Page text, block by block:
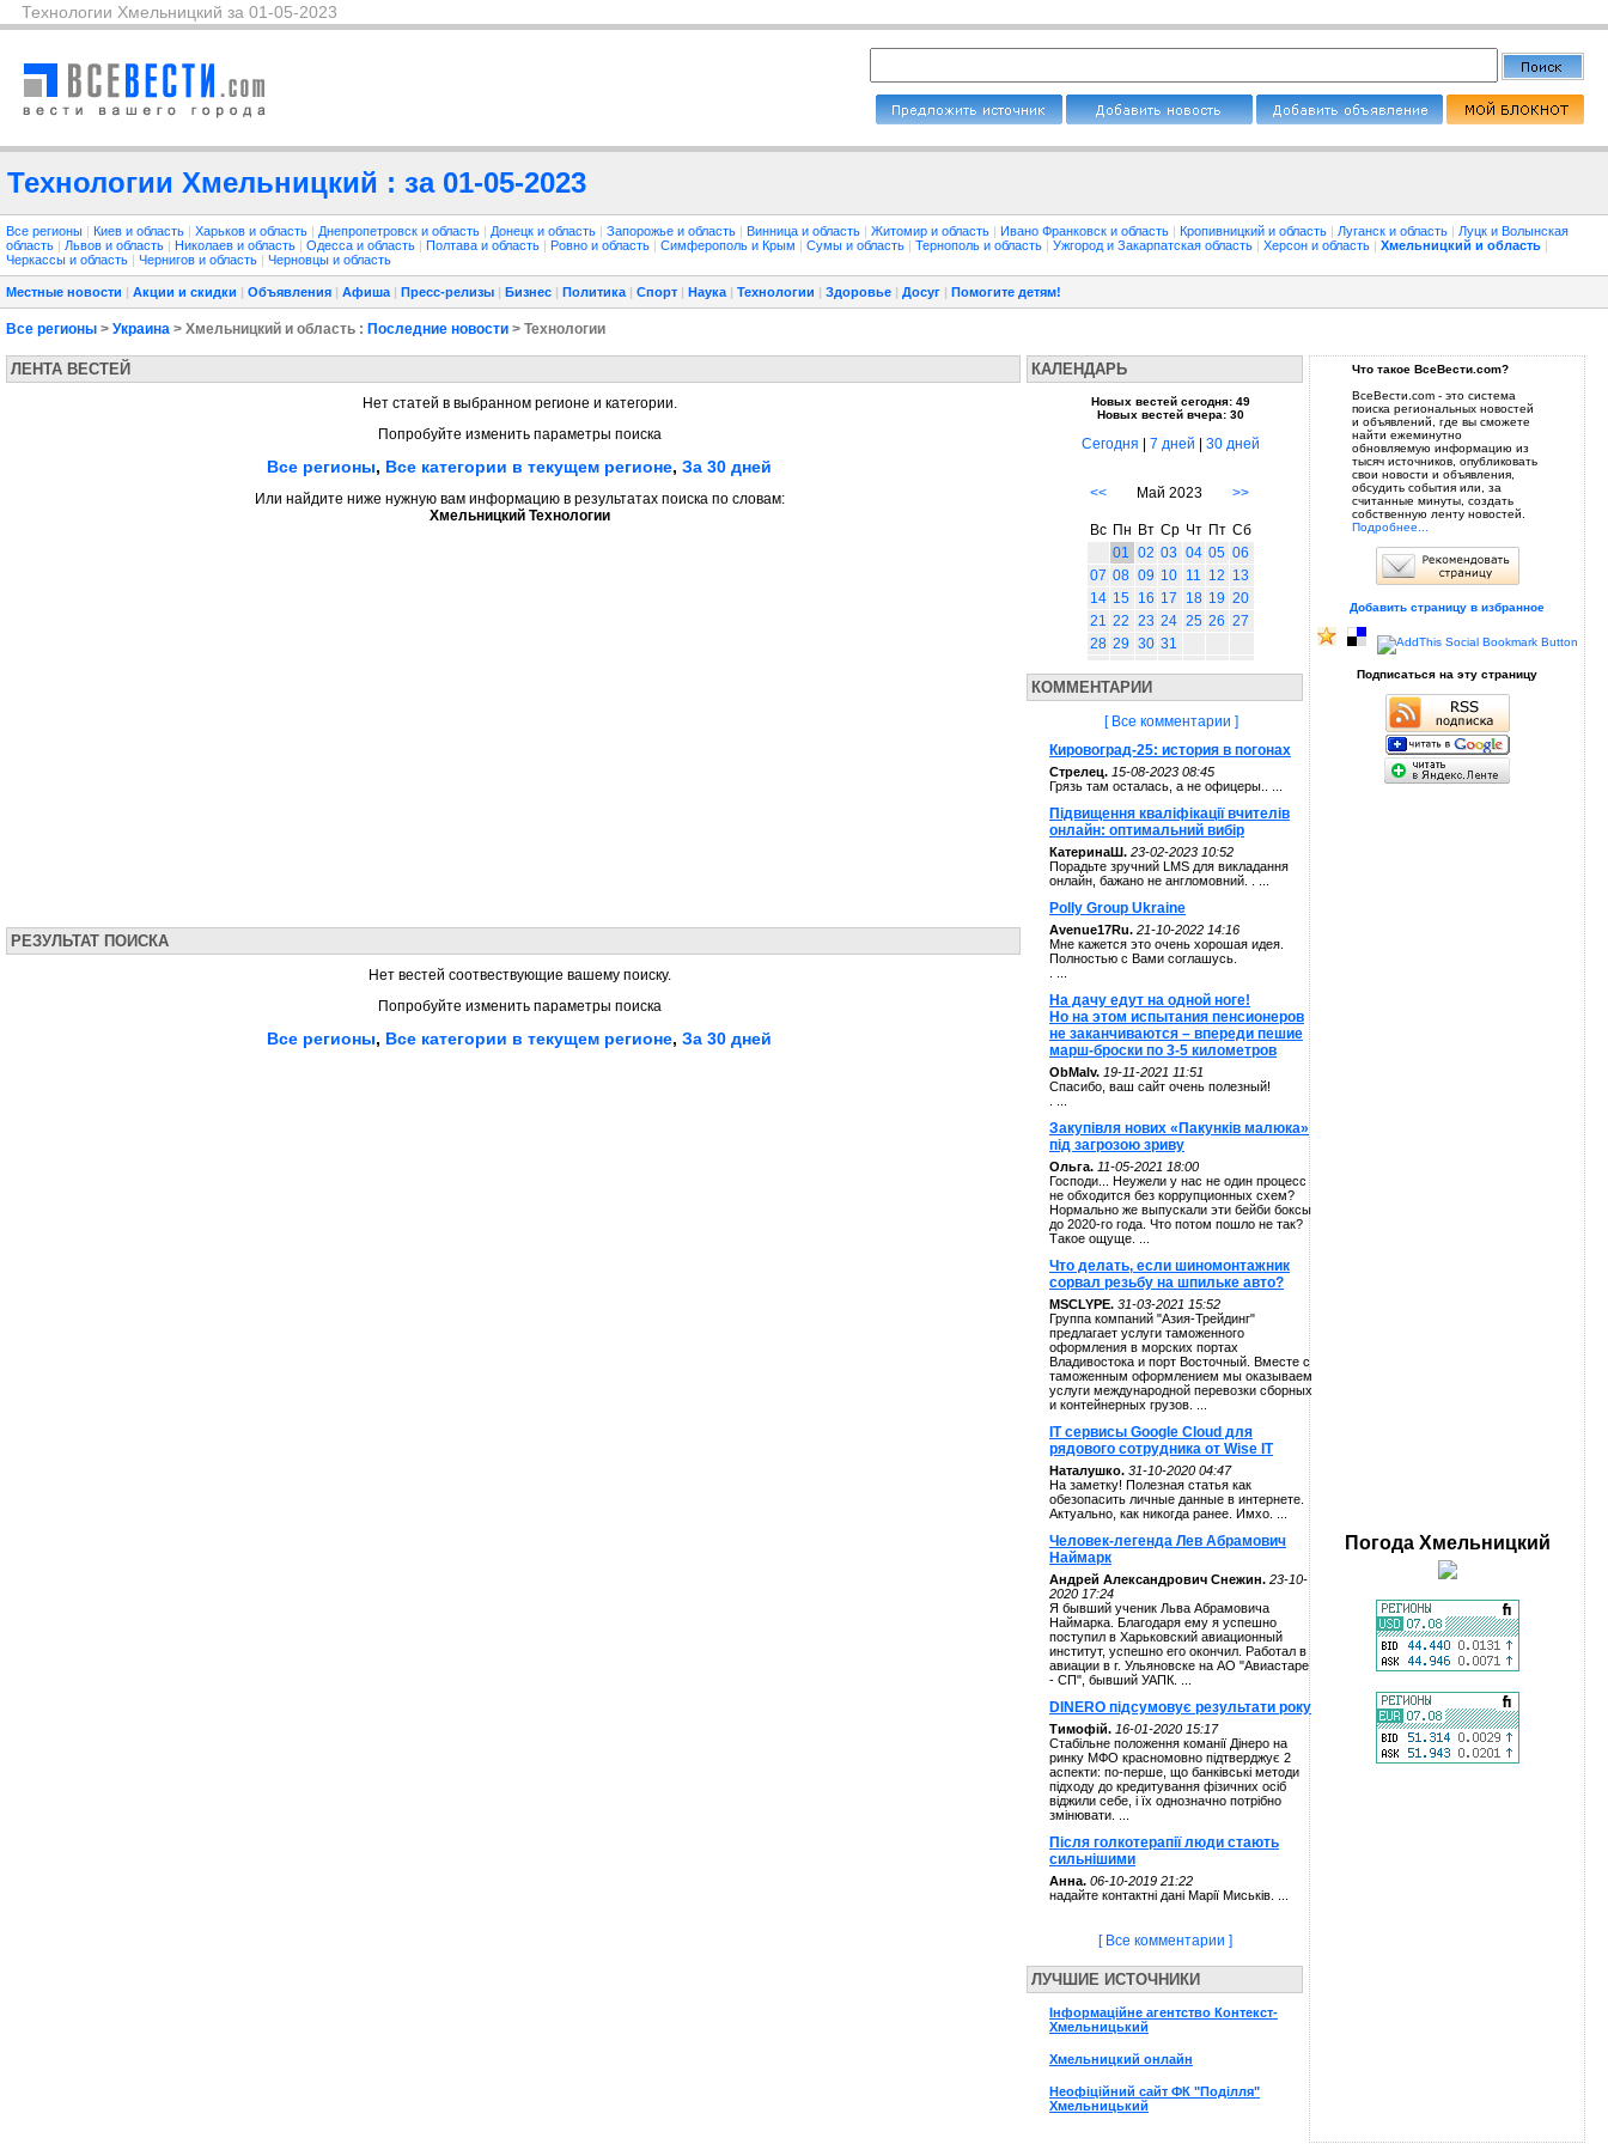
Технологии Хмельницкий за 01-05-2023
Технологии Хмельницкий : за 01-05-2023
Все регионы | Киев и область | Харьков и область | Днепропетровск и область | Донецк и область | Запорожье и область | Винница и область | Житомир и область | Ивано Франковск и область | Кропивницкий и область | Луганск и область | Луцк и Волынская
область | Львов и область | Николаев и область | Одесса и область | Полтава и область | Ровно и область | Симферополь и Крым | Сумы и область | Тернополь и область | Ужгород и Закарпатская область | Херсон и область | Хмельницкий и область |
Черкассы и область | Чернигов и область | Черновцы и область
Местные новости | Акции и скидки | Объявления | Афиша | Пресс-релизы | Бизнес | Политика | Спорт | Наука | Технологии | Здоровье | Досуг | Помогите детям!
Все регионы > Украина > Хмельницкий и область : Последние новости > Технологии
ЛЕНТА ВЕСТЕЙ
Нет статей в выбранном регионе и категории.
Попробуйте изменить параметры поиска
Все регионы, Все категории в текущем регионе, За 30 дней
Или найдите ниже нужную вам информацию в результатах поиска по словам:
Хмельницкий Технологии
РЕЗУЛЬТАТ ПОИСКА
Нет вестей соотвествующие вашему поиску.
Попробуйте изменить параметры поиска
Все регионы, Все категории в текущем регионе, За 30 дней
КАЛЕНДАРЬ
Новых вестей сегодня: 49
Новых вестей вчера: 30
Сегодня 7 дней 30 дней
<< Май 2023 >>
Вс Пн Вт Ср Чт Пт Сб
01 02 03 04 05 06
07 08 09 10 11 12 13
14 15 16 17 18 19 20
21 22 23 24 25 26 27
28 29 30 31
КОММЕНТАРИИ
[ Все комментарии ]
Кировоград-25: история в погонах
Стрелец. 15-08-2023 08:45
Грязь там осталась, а не офицеры.. ...
Підвищення кваліфікації вчителів
онлайн: оптимальний вибір
КатеринаШ. 23-02-2023 10:52
Порадьте зручний LMS для викладання
онлайн, бажано не англомовний. . ...
Polly Group Ukraine
Avenue17Ru. 21-10-2022 14:16
Мне кажется это очень хорошая идея.
Полностью с Вами соглашусь.
На дачу едут на одной ноге!
Но на этом испытания пенсионеров
не заканчиваются – впереди пешие
марш-броски по 3-5 километров
ОbMalv. 19-11-2021 11:51
Спасибо, ваш сайт очень полезный!
Закупівля нових «Пакунків малюка»
під загрозою зриву
Ольга. 11-05-2021 18:00
Господи... Неужели у нас не один процесс
не обходится без коррупционных схем?
Нормально же выпускали эти бейби боксы
до 2020-го года. Что потом пошло не так?
Такое ощуще. ...
Что делать, если шиномонтажник
сорвал резьбу на шпильке авто?
MSCLYPE. 31-03-2021 15:52
Группа компаний "Азия-Трейдинг"
предлагает услуги таможенного
оформления в морских портах
Владивостока и порт Восточный. Вместе с
таможенным оформлением мы оказываем
услуги международной перевозки сборных
и контейнерных грузов. ...
IT сервисы Google Cloud для
рядового сотрудника от Wise IT
Наталушко. 31-10-2020 04:47
На заметку! Полезная статья как
обезопасить личные данные в интернете.
Актуально, как никогда ранее. Имхо. ...
Человек-легенда Лев Абрамович
Наймарк
Андрей Александрович Снежин. 23-10-
2020 17:24
Я бывший ученик Льва Абрамовича
Наймарка. Благодаря ему я успешно
поступил в Харьковский авиационный
институт, успешно его окончил. Работал в
авиации в г. Ульяновске на АО "Авиастаре
- СП", бывший УАПК. ...
DINERO підсумовує результати року
Тимофій. 16-01-2020 15:17
Стабільне положення команії Дінеро на
ринку МФО красномовно підтверджує 2
аспекти: по-перше, що банківські методи
підходу до кредитування фізичних осіб
віджили себе, і їх однозначно потрібно
змінювати. ...
Після голкотерапії люди стають
сильнішими
Анна. 06-10-2019 21:22
надайте контактні дані Марії Миськів. ...
[ Все комментарии ]
ЛУЧШИЕ ИСТОЧНИКИ
Інформаційне агентство Контекст-
Хмельницький
Хмельницкий онлайн
Неофiцiйний сайт ФК "Подiлля"
Хмельницький
Что такое ВсеВести.com?
ВсеВести.com - это система
поиска региональных новостей
и объявлений, где вы сможете
найти ежеминутно
обновляемую информацию из
тысяч источников, опубликовать
свои новости и объявления,
обсудить события или, за
считанные минуты, создать
собственную ленту новостей.
Подробнее...
Добавить страницу в избранное
Подписаться на эту страницу
Погода Хмельницкий